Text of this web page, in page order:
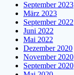
September 2023
März 2023
September 2022
Juni 2022
Mai 2022
Dezember 2020
November 2020
September 2020